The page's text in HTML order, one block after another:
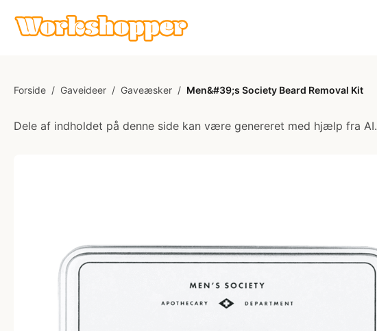
Forside / Gaveideer / Gaveæsker / Men&#39;s Society Beard Removal Kit
Dele af indholdet på denne side kan være genereret med hjælp fra AI.